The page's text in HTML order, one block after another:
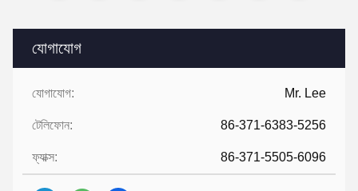
যোগাযোগ
যোগাযোগ: Mr. Lee
টেলিফোন: 86-371-6383-5256
ফ্যাক্স: 86-371-5505-6096